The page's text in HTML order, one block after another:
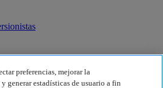
preferencias, mejorar la
generar estadísticas de usuario a fin